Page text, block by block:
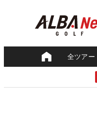
全ツアー